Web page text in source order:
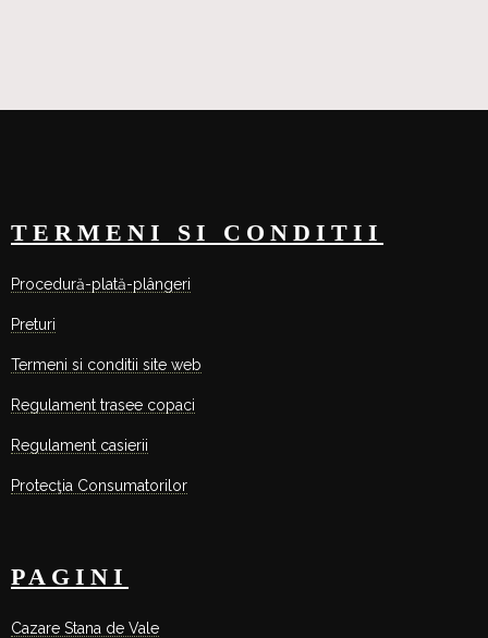
TERMENI SI CONDITII
Procedură-plată-plângeri
Preturi
Termeni si conditii site web
Regulament trasee copaci
Regulament casierii
Protecţia Consumatorilor
PAGINI
Cazare Stana de Vale